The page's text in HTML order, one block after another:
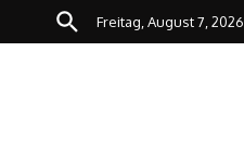
Zum Inhalt springen
Freitag, August 7, 2026